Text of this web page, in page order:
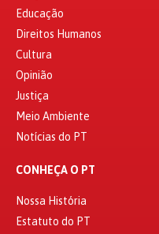
Educação
Direitos Humanos
Cultura
Opinião
Justiça
Meio Ambiente
Notícias do PT
CONHEÇA O PT
Nossa História
Estatuto do PT